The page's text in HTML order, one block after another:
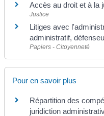
Accès au droit et à la
Justice
Litiges avec
administratif,
Papiers - Citoyenneté
Pour en savoir plus
Répartition des
juridiction